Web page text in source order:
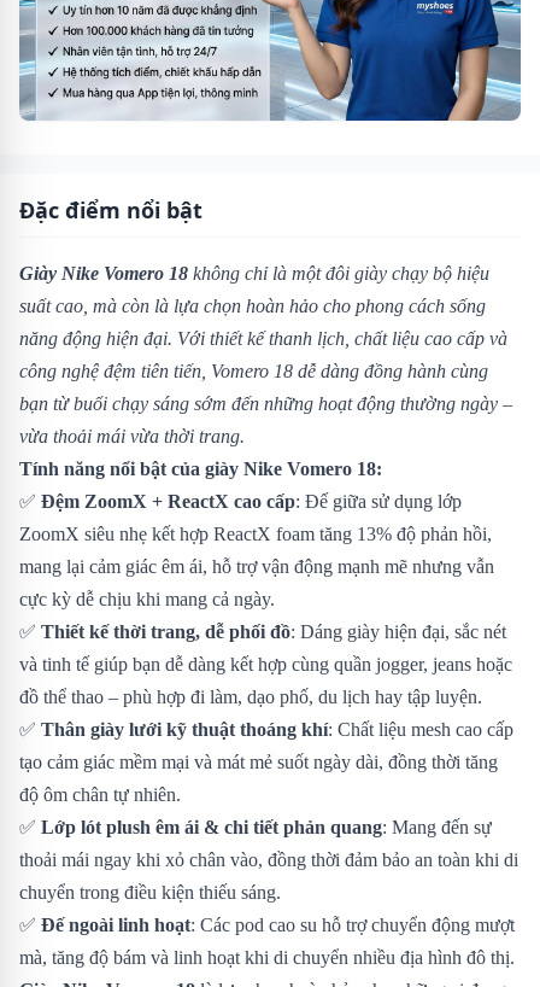
Đặc điểm nổi bật
Giày Nike Vomero 18 không chỉ là một đôi giày chạy bộ hiệu
suất cao, mà còn là lựa chọn hoàn hảo cho phong cách sống
năng động hiện đại. Với thiết kế thanh lịch, chất liệu cao cấp và
công nghệ đệm tiên tiến, Vomero 18 dễ dàng đồng hành cùng
bạn từ buổi chạy sáng sớm đến những hoạt động thường ngày –
vừa thoải mái vừa thời trang.
Tính năng nổi bật của giày Nike Vomero 18:
✅ Đệm ZoomX + ReactX cao cấp: Đế giữa sử dụng lớp
ZoomX siêu nhẹ kết hợp ReactX foam tăng 13% độ phản hồi,
mang lại cảm giác êm ái, hỗ trợ vận động mạnh mẽ nhưng vẫn
cực kỳ dễ chịu khi mang cả ngày.
✅ Thiết kế thời trang, dễ phối đồ: Dáng giày hiện đại, sắc nét
và tinh tế giúp bạn dễ dàng kết hợp cùng quần jogger, jeans hoặc
đồ thể thao – phù hợp đi làm, dạo phố, du lịch hay tập luyện.
✅ Thân giày lưới kỹ thuật thoáng khí: Chất liệu mesh cao cấp
tạo cảm giác mềm mại và mát mẻ suốt ngày dài, đồng thời tăng
độ ôm chân tự nhiên.
✅ Lớp lót plush êm ái & chi tiết phản quang: Mang đến sự
thoải mái ngay khi xỏ chân vào, đồng thời đảm bảo an toàn khi di
chuyển trong điều kiện thiếu sáng.
✅ Đế ngoài linh hoạt: Các pod cao su hỗ trợ chuyển động mượt
mà, tăng độ bám và linh hoạt khi di chuyển nhiều địa hình đô thị.